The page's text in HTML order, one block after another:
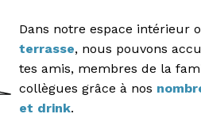
Dans notre espace intérieur
terrasse, nous pouvons
tes amis, membres de la
collègues grâce à nos
et drink.